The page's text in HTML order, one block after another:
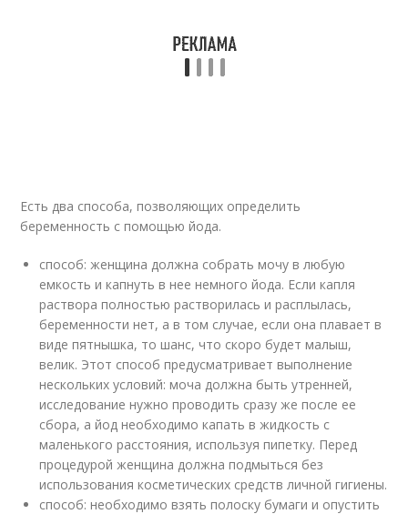
Есть два способа, позволяющих определить
беременность с помощью йода.
способ: женщина должна собрать мочу в любую
емкость и капнуть в нее немного йода. Если капля
раствора полностью растворилась и расплылась,
беременности нет, а в том случае, если она плавает в
виде пятнышка, то шанс, что скоро будет малыш,
велик. Этот способ предусматривает выполнение
нескольких условий: моча должна быть утренней,
исследование нужно проводить сразу же после ее
сбора, а йод необходимо капать в жидкость с
маленького расстояния, используя пипетку. Перед
процедурой женщина должна подмыться без
использования косметических средств личной гигиены.
способ: необходимо взять полоску бумаги и опустить